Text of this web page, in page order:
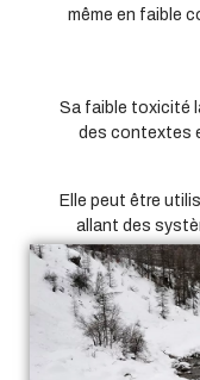
même en faible
Sa faible toxicité
des contextes
Elle peut être
allant des